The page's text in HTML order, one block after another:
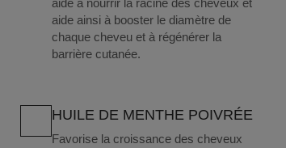
aide à nourrir la racine des cheveux et
aide ainsi à booster le diamètre de
chaque cheveu et à régénérer la
barrière cutanée.
HUILE DE MENTHE POIVRÉE
Favorise la croissance des cheveux